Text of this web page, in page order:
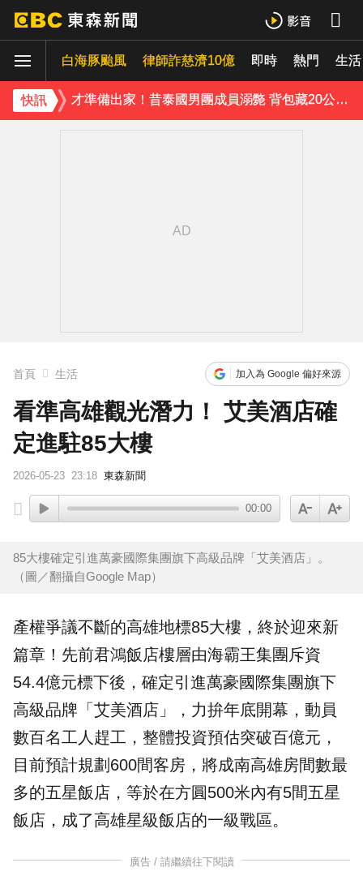
白海豚颱風 律師詐慈濟10億 即時 熱門 生活
快訊
獨家／女拒付4百洗頭費！ 髮廊老闆怒：洗「霸王頭」
才準備出家！昔泰國男團成員溺斃 背包藏20公斤重物
首頁 生活 加入為 Google 偏好來源
看準高雄觀光潛力！ 艾美酒店確
定進駐85大樓
2026-05-23 23:18 東森新聞
00:00
85大樓確定引進萬豪國際集團旗下高級品牌「艾美酒店」。
（圖／翻攝自Google Map）
產權爭議不斷的高雄地標85大樓 ，終於迎來新
篇章！先前君鴻飯店樓層由海霸王集團斥資
54.4億元標下後，確定引進萬豪國際集團旗下
高級品牌「艾美酒店 」，力拚年底開幕，動員
數百名工人趕工，整體投資預估突破百億元，
目前預計規劃600間客房 ，將成南高雄房間數最
多的五星飯店，等於在方圓500米內有5間五星
飯店，成了高雄星級飯店的一級戰區。
廣告 / 請繼續往下閱讀